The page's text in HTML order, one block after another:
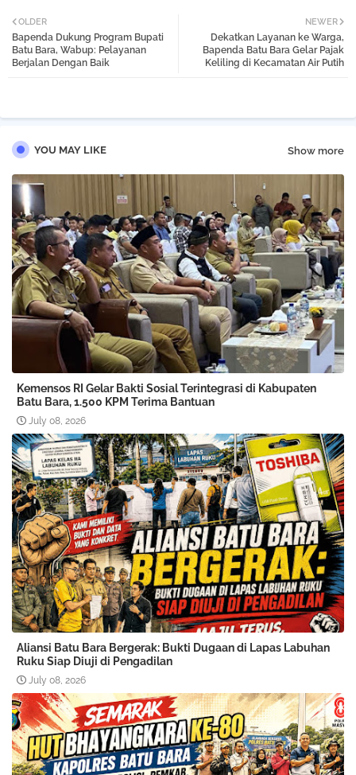
tter atsa
NEWER
Dekatkan Layanan ke Warga,
Bapenda Batu Bara Gelar Pajak
Keliling di Kecamatan Air Putih
OLDER
Bapenda Dukung Program Bupati
Batu Bara, Wabup: Pelayanan
Berjalan Dengan Baik
YOU MAY LIKE Show more
Kemensos RI Gelar Bakti Sosial Terintegrasi di Kabupaten
Batu Bara, 1.500 KPM Terima Bantuan
July 08, 2026
Aliansi Batu Bara Bergerak: Bukti Dugaan di Lapas Labuhan
Ruku Siap Diuji di Pengadilan
July 08, 2026